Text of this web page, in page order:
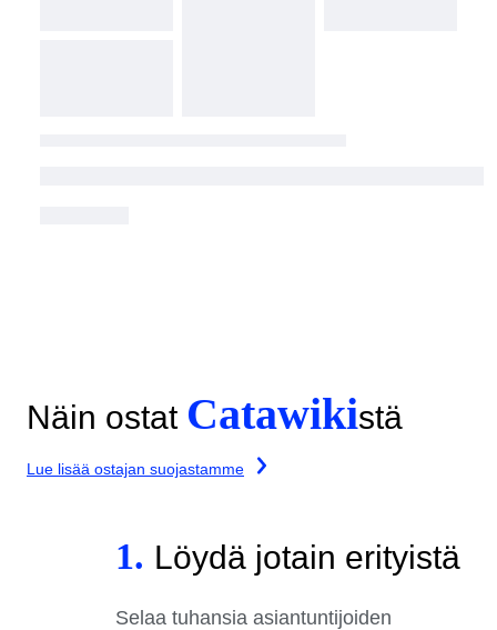
Näin ostat Catawikistä
Lue lisää ostajan suojastamme
1. Löydä jotain erityistä
Selaa tuhansia asiantuntijoiden